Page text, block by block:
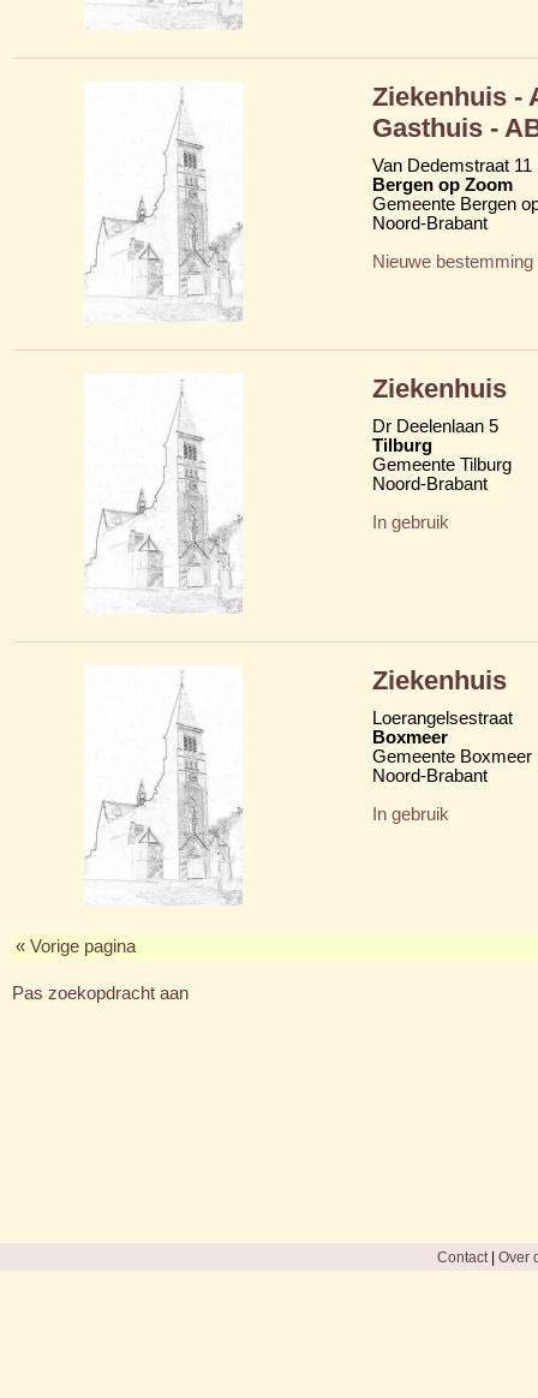
Ziekenhuis -
Gasthuis -
Van Dedemstraat 11
Bergen op Zoom
Gemeente Bergen
Noord-Brabant
Nieuwe bestemming
Ziekenhuis
Dr Deelenlaan 5
Tilburg
Gemeente Tilburg
Noord-Brabant
In gebruik
Ziekenhuis
Loerangelsestraat
Boxmeer
Gemeente Boxmeer
Noord-Brabant
In gebruik
« Vorige pagina
Pas zoekopdracht aan
Contact| Over